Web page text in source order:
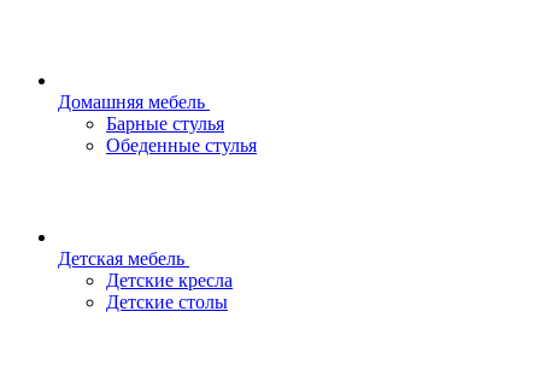
Домашняя мебель
Барные стулья
Обеденные стулья
Детская мебель
Детские кресла
Детские столы